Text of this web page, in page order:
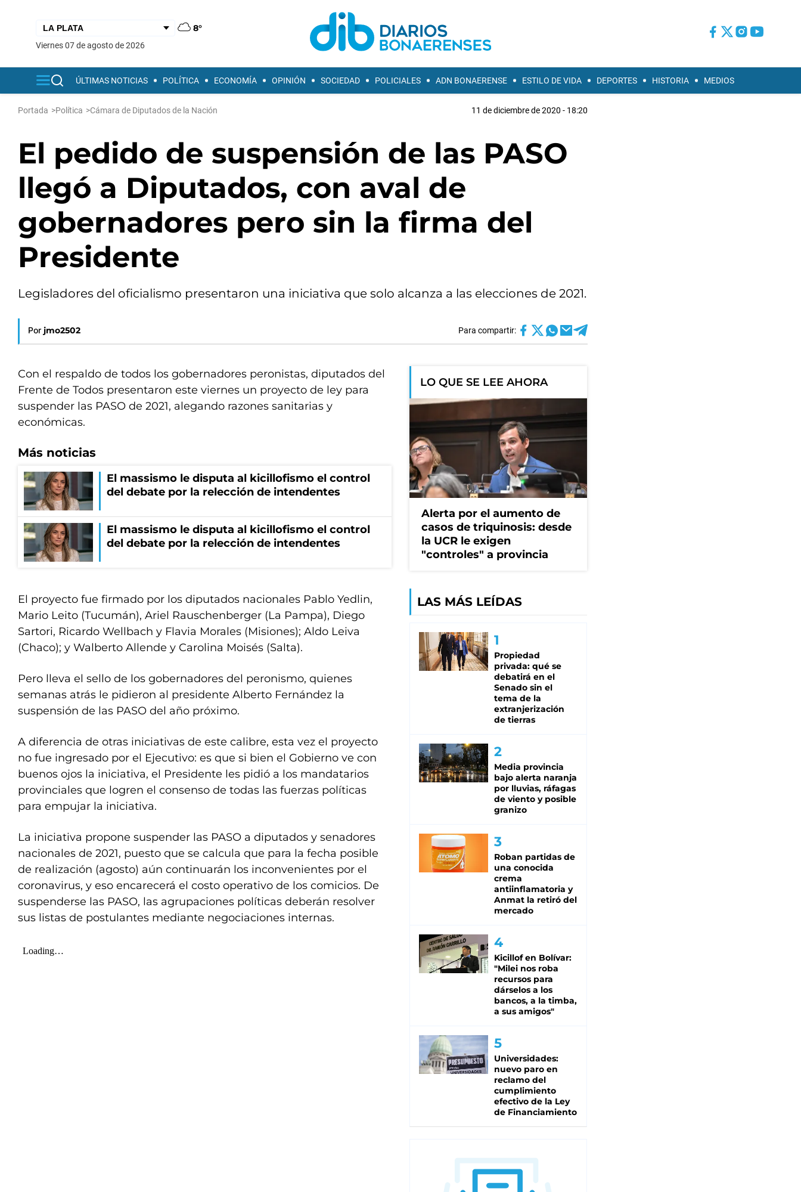
8°
viernes 07 de agosto de 2026
ÚLTIMAS NOTICIAS POLÍTICA ECONOMÍA OPINIÓN SOCIEDAD POLICIALES ADN BONAERENSE ESTILO DE VIDA DEPORTES HISTORIA MEDIOS
Portada >Política >Cámara de Diputados de la Nación 11 de diciembre de 2020 - 18:20
El pedido de suspensión de las PASO
llegó a Diputados, con aval de
gobernadores pero sin la firma del
Presidente
Legisladores del oficialismo presentaron una iniciativa que solo alcanza a las elecciones de 2021.
Por jmo2502 Para compartir:
Con el respaldo de todos los gobernadores peronistas, diputados del
Frente de Todos presentaron este viernes un proyecto de ley para
suspender las PASO de 2021, alegando razones sanitarias y
económicas.
Más noticias
El massismo le disputa al kicillofismo el control
del debate por la relección de intendentes
El massismo le disputa al kicillofismo el control
del debate por la relección de intendentes
El proyecto fue firmado por los diputados nacionales Pablo Yedlin,
Mario Leito (Tucumán), Ariel Rauschenberger (La Pampa), Diego
Sartori, Ricardo Wellbach y Flavia Morales (Misiones); Aldo Leiva
(Chaco); y Walberto Allende y Carolina Moisés (Salta).
Pero lleva el sello de los gobernadores del peronismo, quienes
semanas atrás le pidieron al presidente Alberto Fernández la
suspensión de las PASO del año próximo.
A diferencia de otras iniciativas de este calibre, esta vez el proyecto
no fue ingresado por el Ejecutivo: es que si bien el Gobierno ve con
buenos ojos la iniciativa, el Presidente les pidió a los mandatarios
provinciales que logren el consenso de todas las fuerzas políticas
para empujar la iniciativa.
La iniciativa propone suspender las PASO a diputados y senadores
nacionales de 2021, puesto que se calcula que para la fecha posible
de realización (agosto) aún continuarán los inconvenientes por el
coronavirus, y eso encarecerá el costo operativo de los comicios. De
suspenderse las PASO, las agrupaciones políticas deberán resolver
sus listas de postulantes mediante negociaciones internas.
LO QUE SE LEE AHORA
Alerta por el aumento de
casos de triquinosis: desde
la UCR le exigen
"controles" a provincia
LAS MÁS LEÍDAS
Propiedad
privada: qué se
debatirá en el
Senado sin el
tema de la
extranjerización
de tierras
Media provincia
bajo alerta naranja
por lluvias, ráfagas
de viento y posible
granizo
Roban partidas de
una conocida
crema
antiinflamatoria y
Anmat la retiró del
mercado
Kicillof en Bolívar:
"Milei nos roba
recursos para
dárselos a los
bancos, a la timba,
a sus amigos"
Universidades:
nuevo paro en
reclamo del
cumplimiento
efectivo de la Ley
de Financiamiento